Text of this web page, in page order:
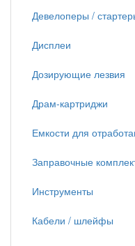
Девелоперы /
Дисплеи
Дозирующие лезвия
Драм-картриджи
Емкости для
Заправочные
Инструменты
Кабели / шлейфы